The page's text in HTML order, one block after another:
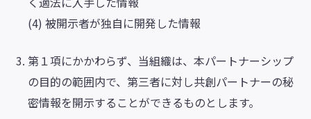
(4) 被開示者が独自に開発した情報
第１項にかかわらず、当組織は、本パートナーシップ
の目的の範囲内で、第三者に対し共創パートナーの秘
密情報を開示することができるものとします。